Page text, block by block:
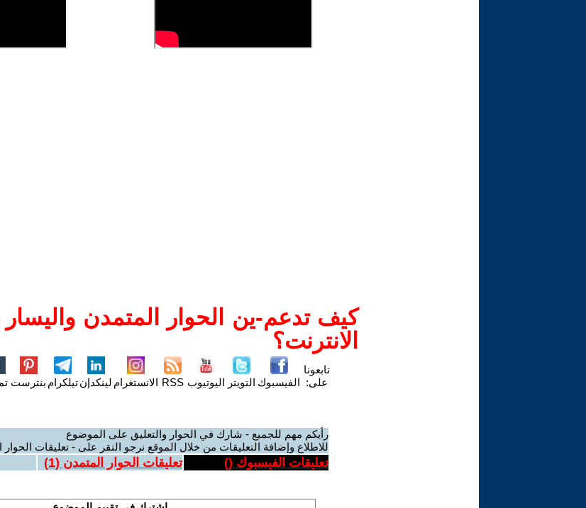
كيف تدعم-ين الحوار المتمدن واليسار
الانترنت؟
تابعونا
على: الفيسبوك التويتر اليوتيوب RSS الانستغرام لينكدإنتيلكرام بنترست
رأيكم مهم للجميع - شارك في الحوار والتعليق على الموضوع
للاطلاع وإضافة التعليقات من خلال الموقع نرجو النقر على - تعليقات
تعليقات الفيسبوك () تعليقات الحوار المتمدن (1
)